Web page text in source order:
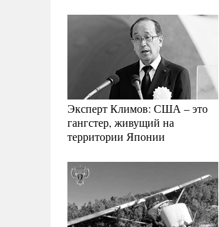
Эксперт Климов: США – это
гангстер, живущий на
территории Японии